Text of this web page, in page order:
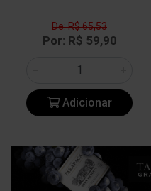
De: R$ 65,53
Por: R$ 59,90
Adicionar